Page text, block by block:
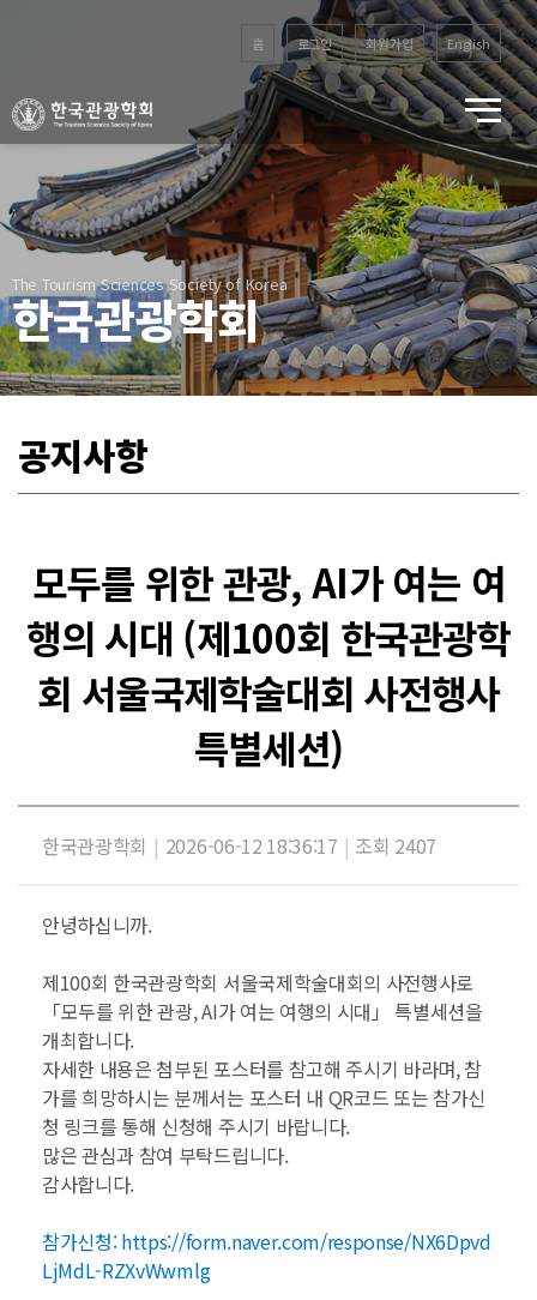
홈 로그인 회원가입 English
The Tourism Sciences Society of Korea
한국관광학회
공지사항
모두를 위한 관광, AI가 여는 여
행의 시대 (제100회 한국관광학
회 서울국제학술대회 사전행사
특별세션)
한국관광학회 | 2026-06-12 18:36:17 | 조회 2407
안녕하십니까.
제100회 한국관광학회 서울국제학술대회의 사전행사로
「모두를 위한 관광, AI가 여는 여행의 시대」 특별세션을
개최합니다.
자세한 내용은 첨부된 포스터를 참고해 주시기 바라며, 참
가를 희망하시는 분께서는 포스터 내 QR코드 또는 참가신
청 링크를 통해 신청해 주시기 바랍니다.
많은 관심과 참여 부탁드립니다.
감사합니다.​
참가신청:https://form.naver.com/response/NX6Dpvd
LjMdL-RZXvWwmlg